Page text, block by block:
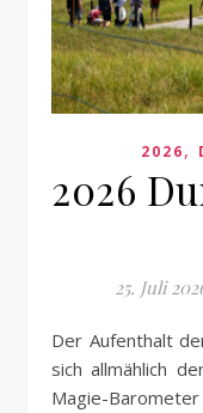
2026,
2026
25. Juli
Der Aufenthalt der Kinder im magischen Wald neigt
sich allmählich
Magie-